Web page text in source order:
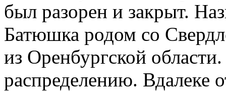
был разорен и закрыт.
Батюшка родом со
из Оренбургской
распределению. Вдалеке